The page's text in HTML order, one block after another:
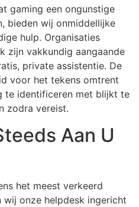
gaming een ongunstige
bieden wij onmiddellijke
hulp. Organisaties
zijn vakkundig aangaande
private assistentie. De
voor het tekens omtrent
te identificeren met blijkt te
zodra vereist.
Aan U
het meest verkeerd
onze helpdesk ingericht